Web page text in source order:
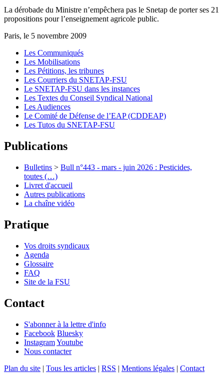
La dérobade du Ministre n’empêchera pas le Snetap de porter ses 21
propositions pour l’enseignement agricole public.
Paris, le 5 novembre 2009
Les Communiqués
Les Mobilisations
Les Pétitions, les tribunes
Les Courriers du SNETAP-FSU
Le SNETAP-FSU dans les instances
Les Textes du Conseil Syndical National
Les Audiences
Le Comité de Défense de l’EAP (CDDEAP)
Les Tutos du SNETAP-FSU
Publications
Bulletins > Bull n°443 - mars - juin 2026 : Pesticides,
toutes (…)
Livret d'accueil
Autres publications
La chaîne vidéo
Pratique
Vos droits syndicaux
Agenda
Glossaire
FAQ
Site de la FSU
Contact
S'abonner à la lettre d'info
Facebook Bluesky
InstagramYoutube
Nous contacter
Plan du site | Tous les articles | RSS | Mentions légales | Contact